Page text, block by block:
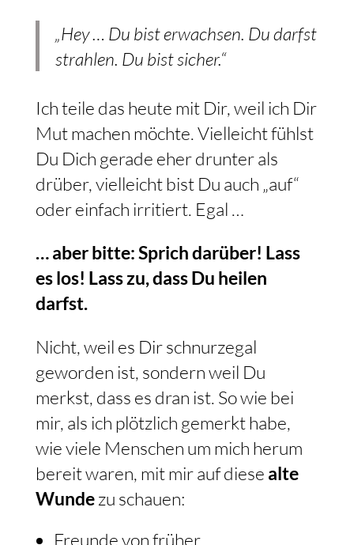
„Hey … Du bist erwachsen. Du darfst
strahlen. Du bist sicher.“
Ich teile das heute mit Dir, weil ich Dir
Mut machen möchte. Vielleicht fühlst
Du Dich gerade eher drunter als
drüber, vielleicht bist Du auch „auf“
oder einfach irritiert. Egal …
… aber bitte: Sprich darüber! Lass
es los! Lass zu, dass Du heilen
darfst.
Nicht, weil es Dir schnurzegal
geworden ist, sondern weil Du
merkst, dass es dran ist. So wie bei
mir, als ich plötzlich gemerkt habe,
wie viele Menschen um mich herum
bereit waren, mit mir auf diese alte
Wundezu schauen:
Freunde von früher